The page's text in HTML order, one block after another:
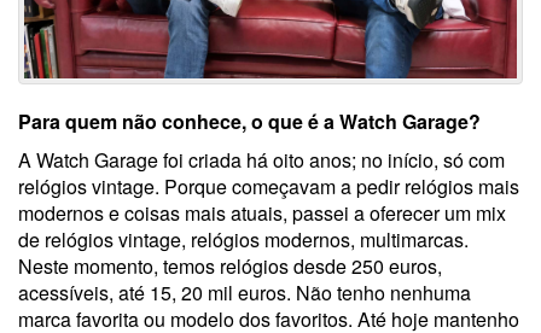
Para quem não conhece, o que é a Watch Garage?
A Watch Garage foi criada há oito anos; no início, só com
relógios vintage. Porque começavam a pedir relógios mais
modernos e coisas mais atuais, passei a oferecer um mix
de relógios vintage, relógios modernos, multimarcas.
Neste momento, temos relógios desde 250 euros,
acessíveis, até 15, 20 mil euros. Não tenho nenhuma
marca favorita ou modelo dos favoritos. Até hoje mantenho